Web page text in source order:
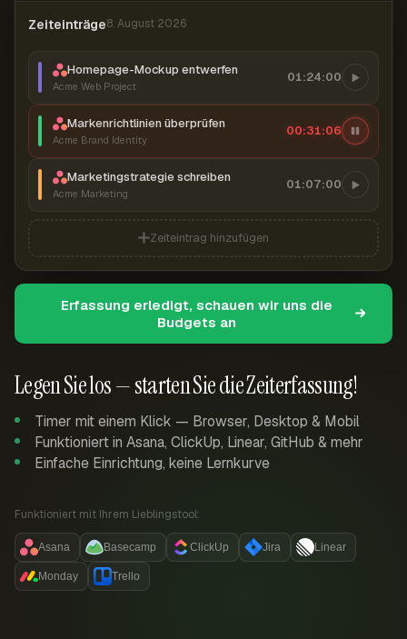
Legen Sie los — starten Sie die Zeiterfassung!
Timer mit einem Klick — Browser, Desktop & Mobil
Funktioniert in Asana, ClickUp, Linear, GitHub & mehr
Einfache Einrichtung, keine Lernkurve
Funktioniert mit Ihrem Lieblingstool:
Asana Basecamp ClickUp Jira Linear
Monday Trello
Zeiteinträge8. August 2026
Homepage-Mockup entwerfen
Acme Web Project
01:24:00
Markenrichtlinien überprüfen
Acme Brand Identity
00:31:07
Marketingstrategie schreiben
Acme Marketing
01:07:00
Zeiteintrag hinzufügen
Erfassung erledigt, schauen wir uns die
Budgets an